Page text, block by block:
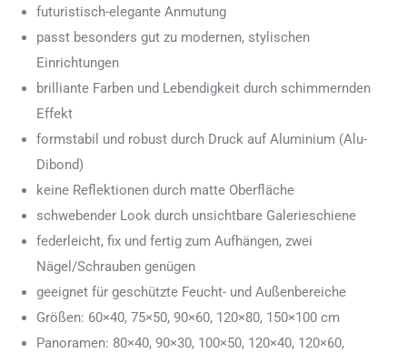
futuristisch-elegante Anmutung
passt besonders gut zu modernen, stylischen
Einrichtungen
brilliante Farben und Lebendigkeit durch schimmernden
Effekt
formstabil und robust durch Druck auf Aluminium (Alu-
Dibond)
keine Reflektionen durch matte Oberfläche
schwebender Look durch unsichtbare Galerieschiene
federleicht, fix und fertig zum Aufhängen, zwei
Nägel/Schrauben genügen
geeignet für geschützte Feucht- und Außenbereiche
Größen: 60×40, 75×50, 90×60, 120×80, 150×100 cm
Panoramen: 80×40, 90×30, 100×50, 120×40, 120×60,